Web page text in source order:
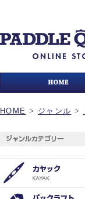
HOME > ジャンル >